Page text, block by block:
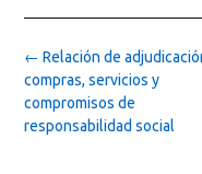
Post
navigation
← Relación de
compras, servicios y
compromisos de
responsabilidad social